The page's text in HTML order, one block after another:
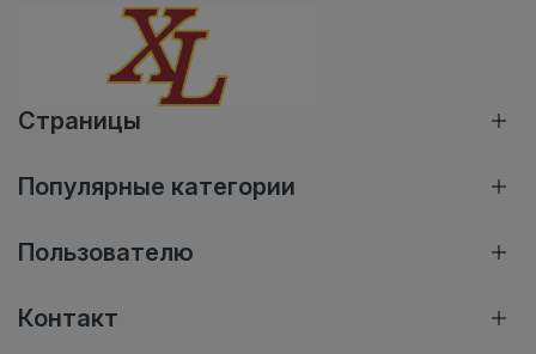
Страницы
Популярные категории
Пользователю
Контакт